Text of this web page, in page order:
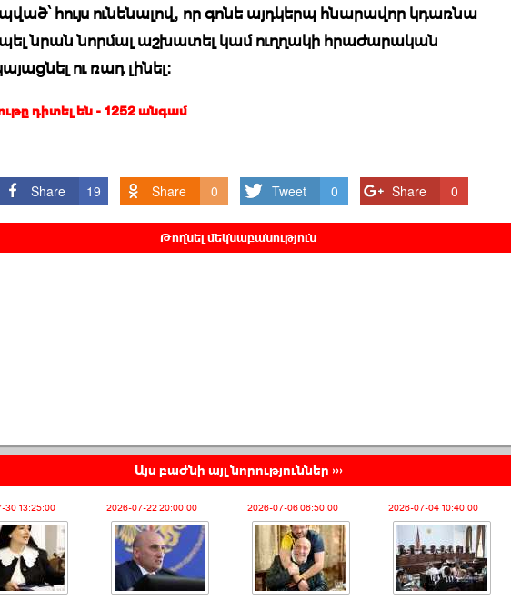
հույս ունենալով, որ գոնե այդկերպ հնարավոր կդառնա
նրան նորմալ աշխատել կամ ուղղակի հրաժարական
ու ռադ լինել:
դիտել են - 1252 անգամ
Share 19 Share 0 Tweet 0 Share 0
Թողնել մեկնաբանություն
Այս բաժնի այլ նորություններ ›››
30 13:25:00 2026-07-22 20:00:00 2026-07-06 06:50:00 2026-07-04 10:40:00